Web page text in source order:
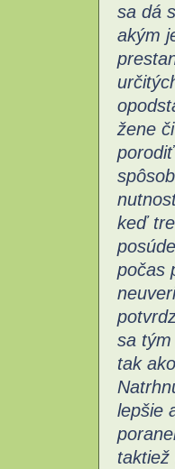
sa dá
akým
žene
keď
počas
sa
tak
lepšie